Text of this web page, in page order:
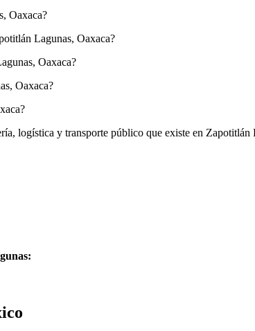
Oaxaca?
Lagunas, Oaxaca?
Oaxaca?
Oaxaca?
logística y transporte público que existe en Zapotitlán